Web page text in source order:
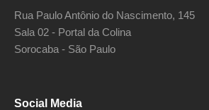
Rua Paulo Antônio do Nascimento, 145
Sala 02 - Portal da Colina
Sorocaba - São Paulo
Social Media